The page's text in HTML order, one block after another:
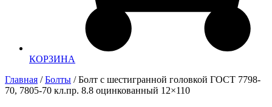
КОРЗИНА
Главная /Болты / Болт с шестигранной головкой ГОСТ 7798-
70, 7805-70 кл.пр. 8.8 оцинкованный 12×110